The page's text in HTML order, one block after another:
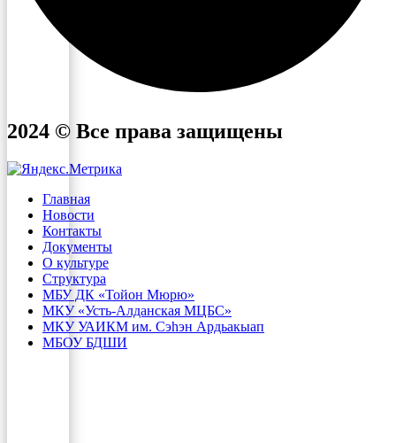
2024 © Все права защищены
Главная
Новости
Контакты
Документы
О культуре
Структура
МБУ ДК «Тойон Мюрю»
МКУ «Усть-Алданская МЦБС»
МКУ УАИКМ им. Сэһэн Ардьакыап
МБОУ БДШИ